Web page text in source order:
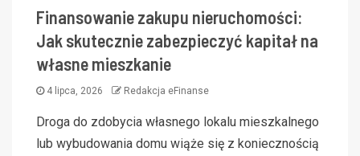
Finansowanie zakupu nieruchomości:
Jak skutecznie zabezpieczyć kapitał na
własne mieszkanie
4 lipca, 2026 Redakcja eFinanse
Droga do zdobycia własnego lokalu mieszkalnego
lub wybudowania domu wiąże się z koniecznością